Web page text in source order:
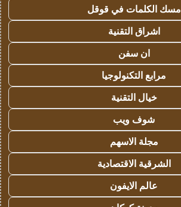
مسك الكلمات في قوقل
اشراق التقنية
ان سفن
مرابع التكنولوجيا
خيال التقنية
شوف ويب
مجلة الاسهم
الشرقية الاقتصادية
عالم الايفون